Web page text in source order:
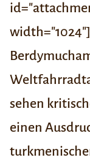
sehen
einen